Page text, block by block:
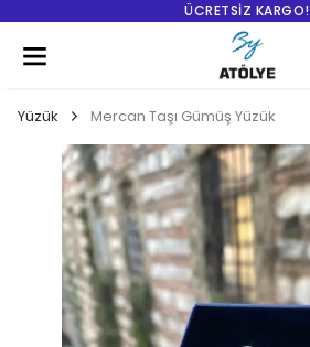
ÜCRETSIZ KARGO!
Yüzük Mercan Taşı Gümüş Yüzük